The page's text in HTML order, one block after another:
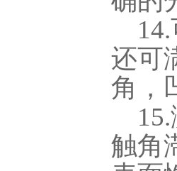
14.
还可
角，
15.
触角